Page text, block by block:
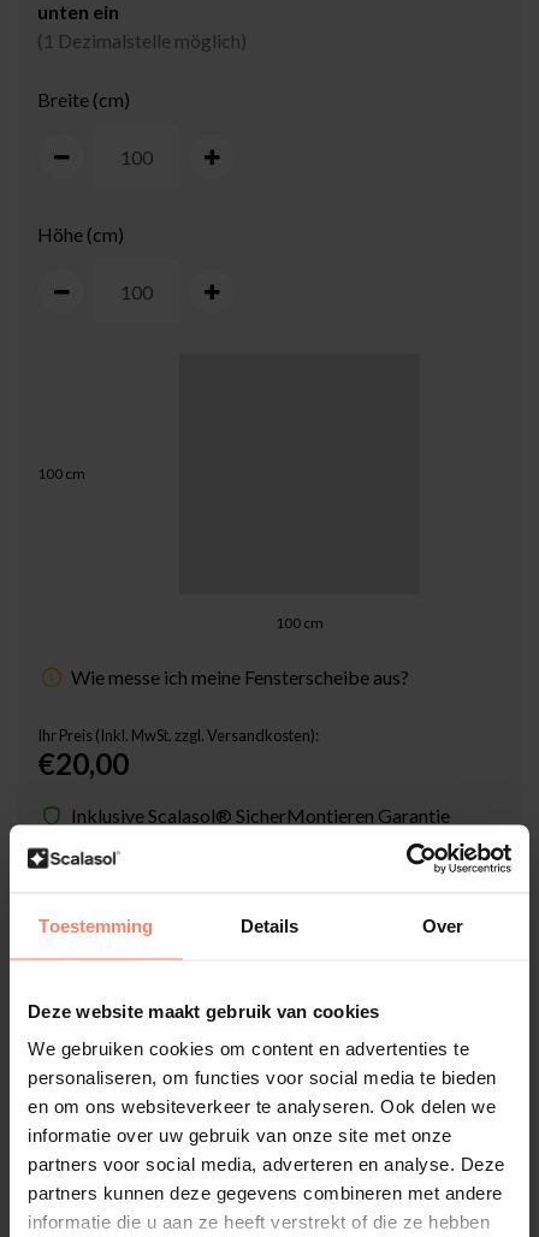
Toestemming Details Over
Deze website maakt gebruik van cookies
We gebruiken cookies om content en advertenties te
personaliseren, om functies voor social media te bieden
en om ons websiteverkeer te analyseren. Ook delen we
informatie over uw gebruik van onze site met onze
partners voor social media, adverteren en analyse. Deze
partners kunnen deze gegevens combineren met andere
informatie die u aan ze heeft verstrekt of die ze hebben
unten ein
(1 Dezimalstelle möglich)
Breite (cm)
Höhe (cm)
100 cm
100 cm
Wie messe ich meine Fensterscheibe aus?
Ihr Preis (Inkl. MwSt. zzgl. Versandkosten):
€20,00
Inklusive Scalasol® SicherMontieren Garantie
Lieferzeit: 3-5 Werktage
Stückzahl
Hochwertige Folien-Qualität
Zuschnitt nach Maß
Lieferzeit 3-5 Werktage
Zusatzinformation?
Neem contact met ons op